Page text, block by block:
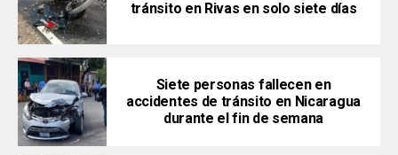
tránsito en Rivas en solo siete días
Siete personas fallecen en
accidentes de tránsito en Nicaragua
durante el fin de semana